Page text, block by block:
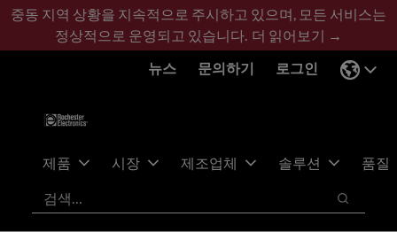
기
콘
바
글
중동 지역 상황을 지속적으로 주시하고 있으며, 모든 서비스는
정상적으로 운영되고 있습니다. 더 읽어보기 →
뉴스
문의하기 로그인
제품 시장 제조업체 솔루션
품질
검색
검색